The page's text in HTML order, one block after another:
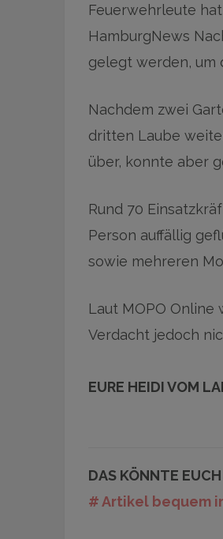
Feuerwehrleute
HamburgNews
gelegt werden, um
Nachdem zwei
dritten Laube
über, konnte aber
Rund 70
Person auffällig
sowie mehreren
Laut MOPO
Verdacht jedoch
EURE HEIDI VOM
DAS KÖNNTE
# Artikel bequem